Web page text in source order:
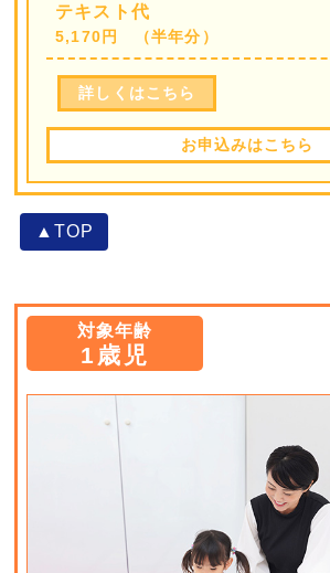
テキスト代
5,170円 （半年分）
詳しくはこちら
お申込みはこちら
▲TOP
対象年齢
1歳児